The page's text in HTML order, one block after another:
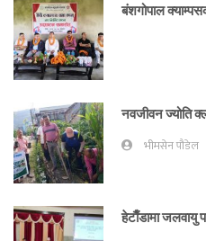
बंशगोपाल
नवजीवन ज्योति
भीमसेन पौडेल
हेटाैँडामा जलवायु